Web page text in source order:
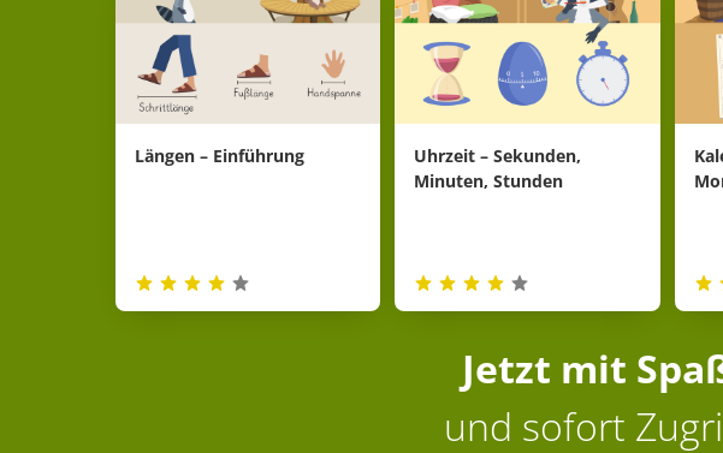
Längen – Einführung
Uhrzeit – Sekunden,
Minuten, Stunden
Jetzt mit
und sofort